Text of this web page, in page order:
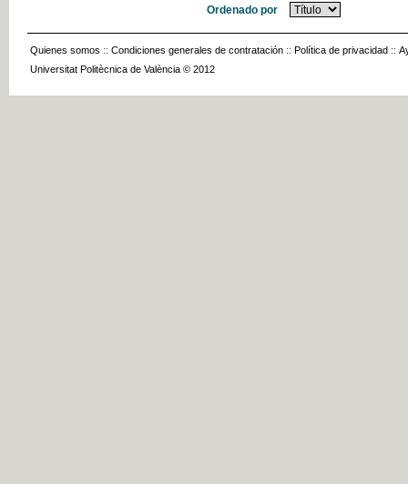
Ordenado por
Quienes somos :: Condiciones generales de contratación :: Política de privacidad ::
Universitat Politècnica de València © 2012